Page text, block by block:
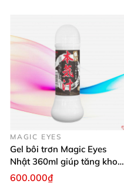
MAGIC EYES
Gel bôi trơn Magic Eyes
Nhật 360ml giúp tăng khoái
cảm, an toàn
600.000₫